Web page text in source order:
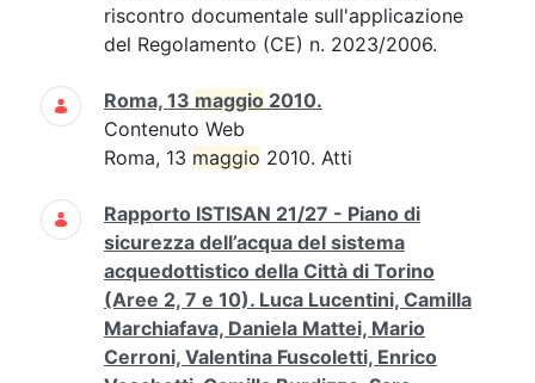
riscontro documentale sull'applicazione
del Regolamento (CE) n. 2023/2006.
Roma, 13 maggio 2010.
Contenuto Web
Roma, 13 maggio 2010. Atti
Rapporto ISTISAN 21/27 - Piano di
sicurezza dell’acqua del sistema
acquedottistico della Città di Torino
(Aree 2, 7 e 10). Luca Lucentini, Camilla
Marchiafava, Daniela Mattei, Mario
Cerroni, Valentina Fuscoletti, Enrico